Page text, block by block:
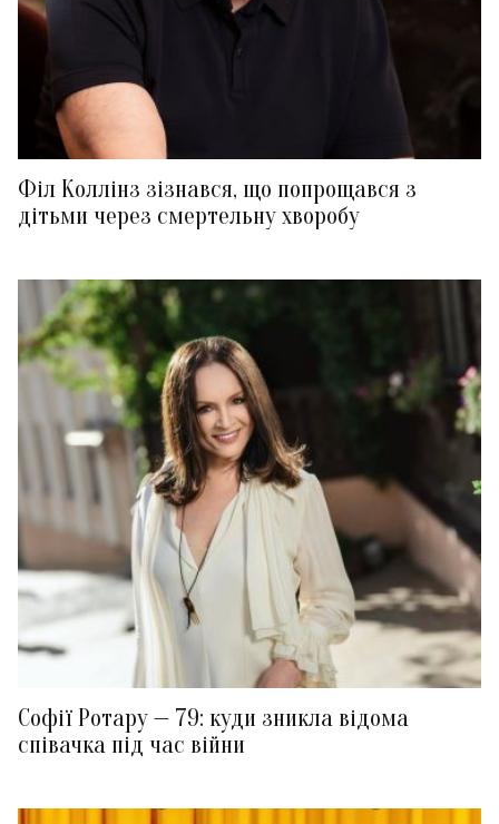
Філ Коллінз зізнався, що попрощався з
дітьми через смертельну хворобу
Софії Ротару — 79: куди зникла відома
співачка під час війни